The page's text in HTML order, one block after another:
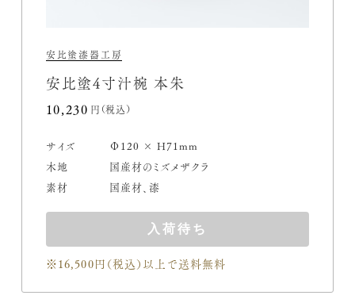
安比塗漆器工房
安比塗4寸汁椀 本朱
10,230円(税込)
サイズ
Φ120 × H71mm
木地
国産材のミズメザクラ
素材
国産材、漆
入荷待ち
※16,500円（税込）以上で送料無料